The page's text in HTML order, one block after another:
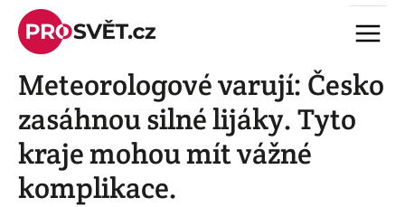
Skip
content
Menu
Meteorologové varují: Česko
zasáhnou silné lijáky. Tyto
kraje mohou mít vážné
komplikace.